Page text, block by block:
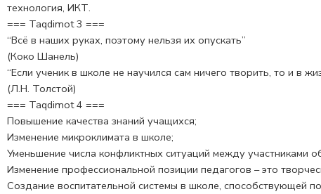
технология, ИКТ.
=== Taqdimot 3 ===
“Всё в наших руках, поэтому нельзя их опускать”
(Коко Шанель)
“Если ученик в школе не научился сам ничего творить, то и в
(Л.Н. Толстой)
=== Taqdimot 4 ===
Повышение качества знаний учащихся;
Изменение микроклимата в школе;
Уменьшение числа конфликтных ситуаций между участниками
Изменение профессиональной позиции педагогов – это
Создание воспитательной системы в школе, способствующей